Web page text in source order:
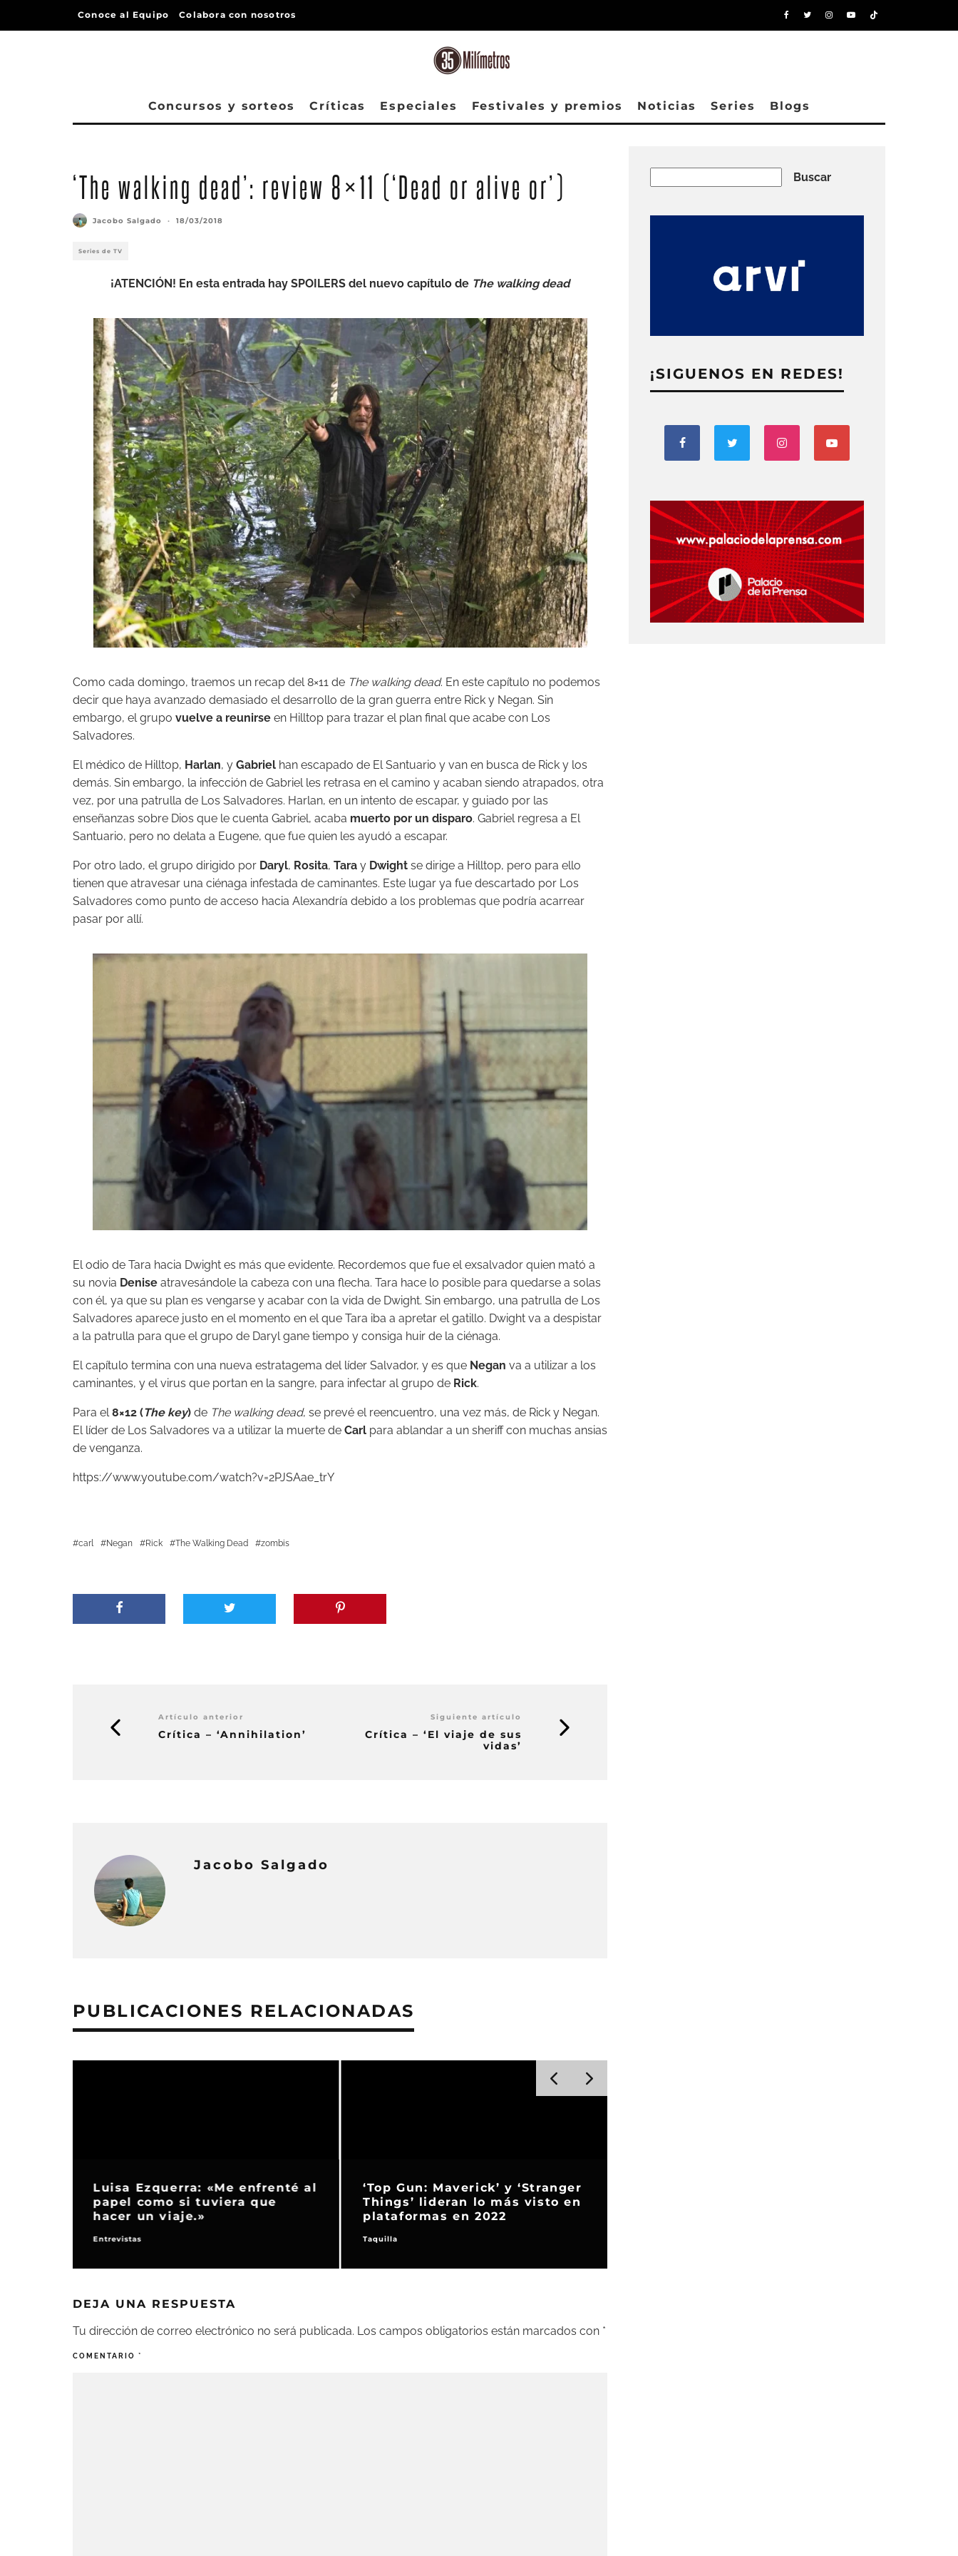
Conoce al Equipo Colabora con nosotros
Concursos y sorteos Críticas Especiales Festivales y premios Noticias Series Blogs
‘The walking dead’: review 8×11 (‘Dead or alive or’)
Jacobo Salgado · 18/03/2018
Series de TV
¡ATENCIÓN! En esta entrada hay SPOILERS del nuevo capítulo de The walking dead
Como cada domingo, traemos un recap del 8×11 de The walking dead. En este capítulo no podemos
decir que haya avanzado demasiado el desarrollo de la gran guerra entre Rick y Negan. Sin
embargo, el grupo vuelve a reunirse en Hilltop para trazar el plan final que acabe con Los
Salvadores.
El médico de Hilltop, Harlan, y Gabriel han escapado de El Santuario y van en busca de Rick y los
demás. Sin embargo, la infección de Gabriel les retrasa en el camino y acaban siendo atrapados, otra
vez, por una patrulla de Los Salvadores. Harlan, en un intento de escapar, y guiado por las
enseñanzas sobre Dios que le cuenta Gabriel, acaba muerto por un disparo. Gabriel regresa a El
Santuario, pero no delata a Eugene, que fue quien les ayudó a escapar.
Por otro lado, el grupo dirigido por Daryl, Rosita, Tara y Dwight se dirige a Hilltop, pero para ello
tienen que atravesar una ciénaga infestada de caminantes. Este lugar ya fue descartado por Los
Salvadores como punto de acceso hacia Alexandría debido a los problemas que podría acarrear
pasar por allí.
El odio de Tara hacia Dwight es más que evidente. Recordemos que fue el exsalvador quien mató a
su novia Denise atravesándole la cabeza con una flecha. Tara hace lo posible para quedarse a solas
con él, ya que su plan es vengarse y acabar con la vida de Dwight. Sin embargo, una patrulla de Los
Salvadores aparece justo en el momento en el que Tara iba a apretar el gatillo. Dwight va a despistar
a la patrulla para que el grupo de Daryl gane tiempo y consiga huir de la ciénaga.
El capítulo termina con una nueva estratagema del líder Salvador, y es que Negan va a utilizar a los
caminantes, y el virus que portan en la sangre, para infectar al grupo de Rick.
Para el 8×12 (The key) de The walking dead, se prevé el reencuentro, una vez más, de Rick y Negan.
El líder de Los Salvadores va a utilizar la muerte de Carl para ablandar a un sheriff con muchas ansias
de venganza.
https://www.youtube.com/watch?v=2PJSAae_trY
carl Negan Rick The Walking Dead zombis
Artículo anterior
Crítica – ‘Annihilation’
Siguiente artículo
Crítica – ‘El viaje de sus
vidas’
Jacobo Salgado
PUBLICACIONES RELACIONADAS
Luisa Ezquerra: «Me enfrenté al
papel como si tuviera que
hacer un viaje.»
Entrevistas
‘Top Gun: Maverick’ y ‘Stranger
Things’ lideran lo más visto en
plataformas en 2022
Taquilla
DEJA UNA RESPUESTA
Tu dirección de correo electrónico no será publicada. Los campos obligatorios están marcados con *
COMENTARIO *
Buscar
¡SIGUENOS EN REDES!